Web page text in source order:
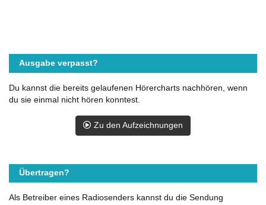
Ausgabe verpasst?
Du kannst die bereits gelaufenen Hörercharts nachhören, wenn
du sie einmal nicht hören konntest.
Zu den Aufzeichnungen
Übertragen?
Als Betreiber eines Radiosenders kannst du die Sendung